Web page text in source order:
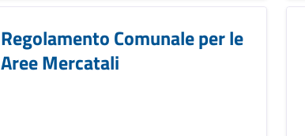
Regolamento Comunale per le
Aree Mercatali